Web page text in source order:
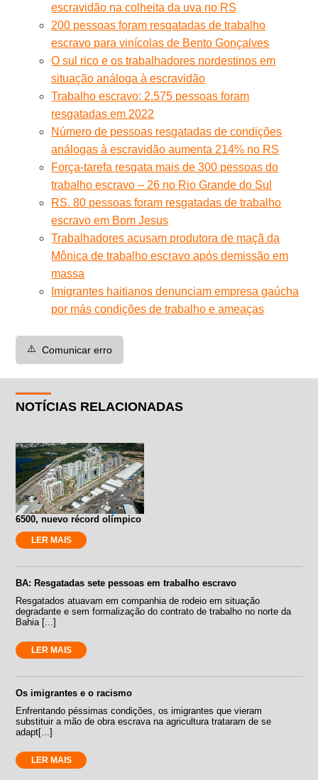
escravidão na colheita da uva no RS
200 pessoas foram resgatadas de trabalho
escravo para vinícolas de Bento Gonçalves
O sul rico e os trabalhadores nordestinos em
situação análoga à escravidão
Trabalho escravo: 2.575 pessoas foram
resgatadas em 2022
Número de pessoas resgatadas de condições
análogas à escravidão aumenta 214% no RS
Força-tarefa resgata mais de 300 pessoas do
trabalho escravo – 26 no Rio Grande do Sul
RS. 80 pessoas foram resgatadas de trabalho
escravo em Bom Jesus
Trabalhadores acusam produtora de maçã da
Mônica de trabalho escravo após demissão em
massa
Imigrantes haitianos denunciam empresa gaúcha
por más condições de trabalho e ameaças
⚠️ Comunicar erro
NOTÍCIAS RELACIONADAS
6500, nuevo récord olímpico
LER MAIS
BA: Resgatadas sete pessoas em trabalho escravo
Resgatados atuavam em companhia de rodeio em situação
degradante e sem formalização do contrato de trabalho no norte da
Bahia [...]
LER MAIS
Os imigrantes e o racismo
Enfrentando péssimas condições, os imigrantes que vieram
substituir a mão de obra escrava na agricultura trataram de se
adapt[...]
LER MAIS